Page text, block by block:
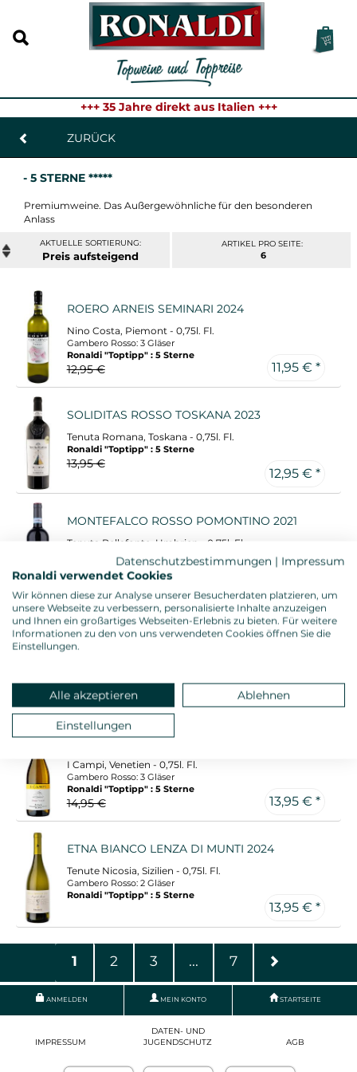
+++ 35 Jahre direkt aus Italien +++
ZURÜCK
- 5 STERNE *****
Premiumweine. Das Außergewöhnliche für den besonderen
Anlass
Preis
ARTIKEL PRO SEITE:
6
ROERO ARNEIS SEMINARI 2024
Nino Costa, Piemont - 0,75l. Fl.
Gambero Rosso: 3 Gläser
Ronaldi "Toptipp" : 5 Sterne
12,95 € 11,95 € *
SOLIDITAS ROSSO TOSKANA 2023
Tenuta Romana, Toskana - 0,75l. Fl.
Ronaldi "Toptipp" : 5 Sterne
13,95 €
12,95 € *
MONTEFALCO ROSSO POMONTINO 2021
Tenuta Bellafonte, Umbrien - 0,75l. Fl.
Gambero Rosso: 3 Gläser
Ronaldi "Toptipp" : 5 Sterne
14,95 €
GAVI DEL COMUNE DI GAVI
MONTEROTONDO ETICHETTA NERA 2023
Gambero Rosso: 2 rote Gläser
Ronaldi "Toptipp" : 5 Sterne
13,95 € *
SOAVE CLASSICO CAMPO VULCANO 2024
I Campi, Venetien - 0,75l. Fl.
Gambero Rosso: 3 Gläser
Ronaldi "Toptipp" : 5 Sterne
14,95 € 13,95 € *
ETNA BIANCO LENZA DI MUNTI 2024
Tenute Nicosia, Sizilien - 0,75l. Fl.
Gambero Rosso: 2 Gläser
Ronaldi "Toptipp" : 5 Sterne
13,95 € *
1 2 3 ... 7
ANMELDEN MEIN KONTO STARTSEITE
IMPRESSUM
DATEN- UND
JUGENDSCHUTZ
AGB
Datenschutzbestimmungen | Impressum
Ronaldi verwendet Cookies
Wir können diese zur Analyse unserer Besucherdaten platzieren, um
unsere Webseite zu verbessern, personalisierte Inhalte anzuzeigen
und Ihnen ein großartiges Webseiten-Erlebnis zu bieten. Für weitere
Informationen zu den von uns verwendeten Cookies öffnen Sie die
Einstellungen.
Alle akzeptieren Ablehnen
Einstellungen